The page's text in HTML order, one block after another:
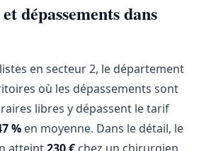
dépassements dans
en secteur 2, le département
où les dépassements sont
libres y dépassent le tarif
% en moyenne. Dans le détail, le